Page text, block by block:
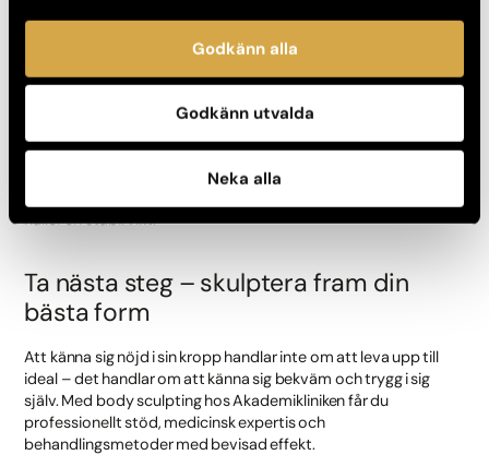
Godkänn alla
Godkänn utvalda
Neka alla
Skulptera kroppen med naturliga
Resultatet utvecklas gradvis under de kommande veckorna
och månaderna efter behandlingen – precis som kroppen själv
efter två till fyra månader, och upp till 25 % av det behandlade
fettet kan reduceras. Eftersom fettcellerna som eliminerats
håller en stabil vikt.
Ta nästa steg – skulptera fram din
bästa form
Att känna sig nöjd i sin kropp handlar inte om att leva upp till
ideal – det handlar om att känna sig bekväm och trygg i sig
själv. Med body sculpting hos Akademikliniken får du
professionellt stöd, medicinsk expertis och
behandlingsmetoder med bevisad effekt.